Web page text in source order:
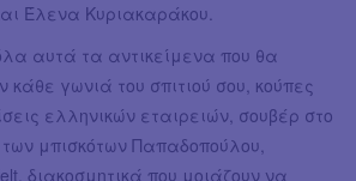
Έλενα Κυριακαράκου.
αυτά τα αντικείμενα που θα
κάθε γωνιά του σπιτιού σου, κούπες
ελληνικών εταιρειών, σουβέρ στο
μπισκότων Παπαδοπούλου,
διακοσμητικά που μοιάζουν να